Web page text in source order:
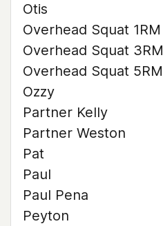
Otis
Overhead Squat 1RM
Overhead Squat 3RM
Overhead Squat 5RM
Ozzy
Partner Kelly
Partner Weston
Pat
Paul
Paul Pena
Peyton